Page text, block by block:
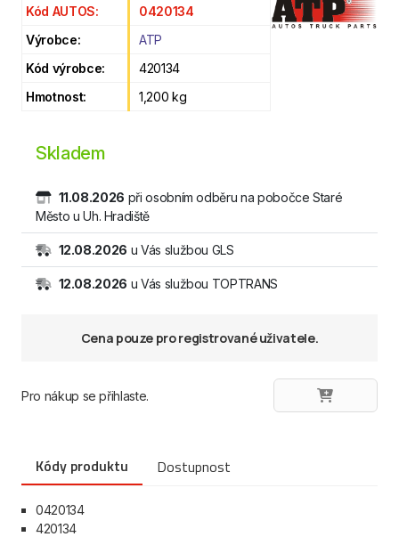
Kód AUTOS:
0420134
Výrobce:
ATP
Kód výrobce:
420134
Hmotnost:
1,200 kg
Skladem
11.08.2026 při osobním odběru na pobočce Staré
Město u Uh. Hradiště
12.08.2026 u Vás službou GLS
12.08.2026 u Vás službou TOPTRANS
Cena pouze pro registrované uživatele.
Pro nákup se přihlaste.
Kódy produktu Dostupnost
0420134
420134